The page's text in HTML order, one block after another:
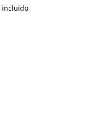
incluido